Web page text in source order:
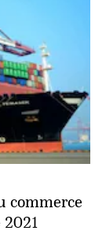
commerce